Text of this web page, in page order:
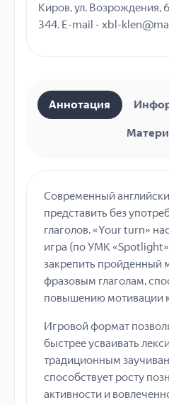
Киров, ул. Возрождения,
344. E-mail - xbl-
Аннотация
Современный
представить без
глаголов. «Your turn»
игра (по УМК «Spotlight»
закрепить пройденный
фразовым глаголам,
повышению мотивации
Игровой формат
быстрее усваивать
традиционным
способствует росту
активности и